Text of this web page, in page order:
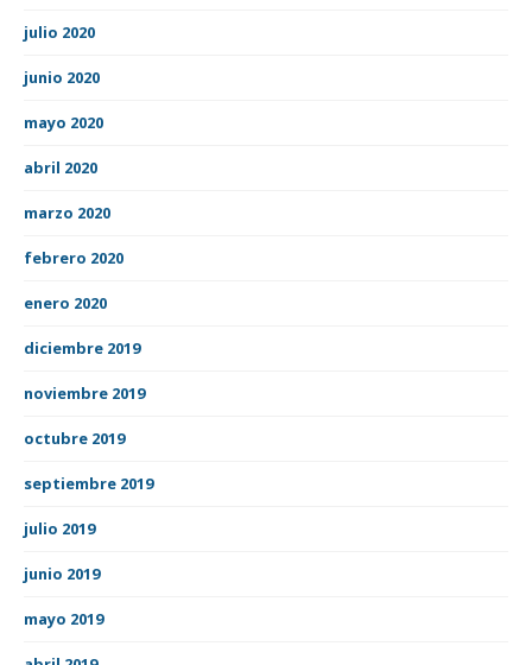
julio 2020
junio 2020
mayo 2020
abril 2020
marzo 2020
febrero 2020
enero 2020
diciembre 2019
noviembre 2019
octubre 2019
septiembre 2019
julio 2019
junio 2019
mayo 2019